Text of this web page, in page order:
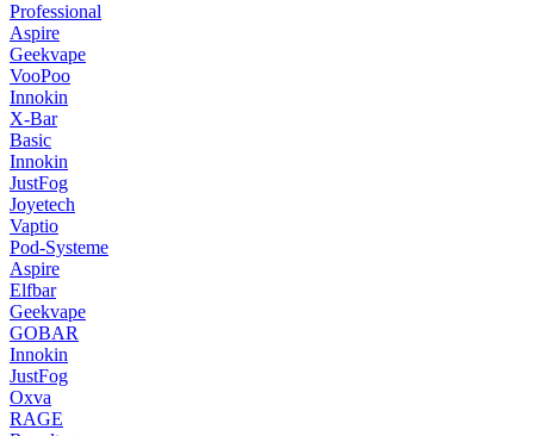
Professional
Aspire
Geekvape
VooPoo
Innokin
X-Bar
Basic
Innokin
JustFog
Joyetech
Vaptio
Pod-Systeme
Aspire
Elfbar
Geekvape
GOBAR
Innokin
JustFog
Oxva
RAGE